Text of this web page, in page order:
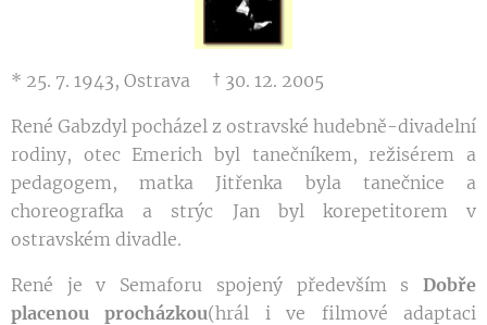
* 25. 7. 1943, Ostrava † 30. 12. 2005
René Gabzdyl pocházel z ostravské hudebně-divadelní
rodiny, otec Emerich byl tanečníkem, režisérem a
pedagogem, matka Jitřenka byla tanečnice a
choreografka a strýc Jan byl korepetitorem v
ostravském divadle.
René je v Semaforu spojený především s Dobře
placenou procházkou(hrál i ve filmové adaptaci